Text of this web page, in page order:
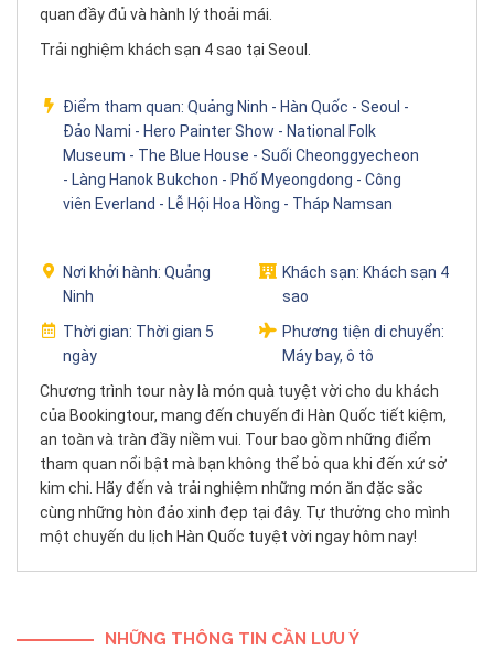
quan đầy đủ và hành lý thoải mái.
Trải nghiệm khách sạn 4 sao tại Seoul.
Điểm tham quan: Quảng Ninh - Hàn Quốc - Seoul -
Đảo Nami - Hero Painter Show - National Folk
Museum - The Blue House - Suối Cheonggyecheon
- Làng Hanok Bukchon - Phố Myeongdong - Công
viên Everland - Lễ Hội Hoa Hồng - Tháp Namsan
Nơi khởi hành: Quảng
Ninh
Khách sạn: Khách sạn 4
sao
Thời gian: Thời gian 5
ngày
Phương tiện di chuyển:
Máy bay, ô tô
Chương trình tour này là món quà tuyệt vời cho du khách
của Bookingtour, mang đến chuyến đi Hàn Quốc tiết kiệm,
an toàn và tràn đầy niềm vui. Tour bao gồm những điểm
tham quan nổi bật mà bạn không thể bỏ qua khi đến xứ sở
kim chi. Hãy đến và trải nghiệm những món ăn đặc sắc
cùng những hòn đảo xinh đẹp tại đây. Tự thưởng cho mình
một chuyến du lịch Hàn Quốc tuyệt vời ngay hôm nay!
NHỮNG THÔNG TIN CẦN LƯU Ý